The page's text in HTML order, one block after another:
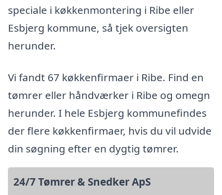
speciale i køkkenmontering i Ribe eller
Esbjerg kommune, så tjek oversigten
herunder.
Vi fandt 67 køkkenfirmaer i Ribe. Find en
tømrer eller håndværker i Ribe og omegn
herunder. I hele Esbjerg kommunefindes
der flere køkkenfirmaer, hvis du vil udvide
din søgning efter en dygtig tømrer.
24/7 Tømrer & Snedker ApS